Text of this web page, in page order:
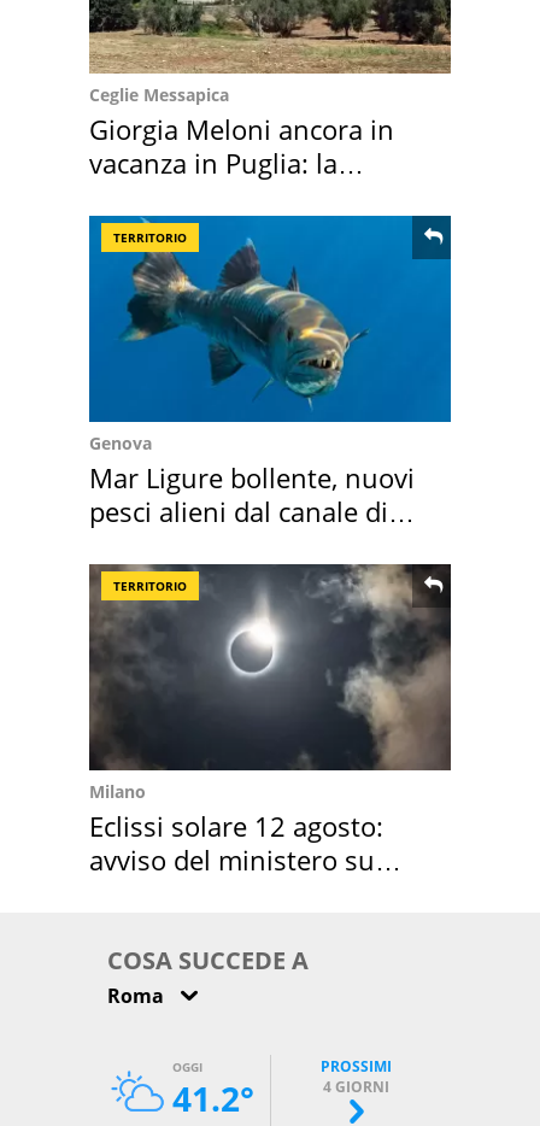
Ceglie Messapica
Giorgia Meloni ancora in
vacanza in Puglia: la
TERRITORIO
Genova
Mar Ligure bollente, nuovi
pesci alieni dal canale di
TERRITORIO
Milano
Eclissi solare 12 agosto:
avviso del ministero su